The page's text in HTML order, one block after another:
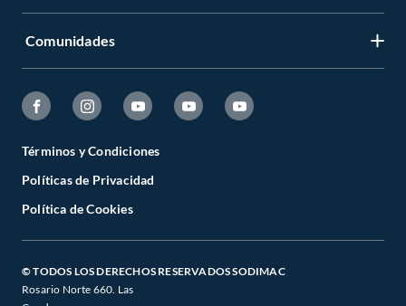
Comunidades
Términos y Condiciones
Políticas de Privacidad
Política de Cookies
© TODOS LOS DERECHOS RESERVADOS SODIMAC
Rosario Norte 660. Las